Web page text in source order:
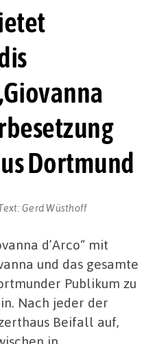
Dortmund
Gerd Wüsthoff
d’Arco“ mit
und das gesamte
Publikum zu
Nach jeder der
Beifall auf,